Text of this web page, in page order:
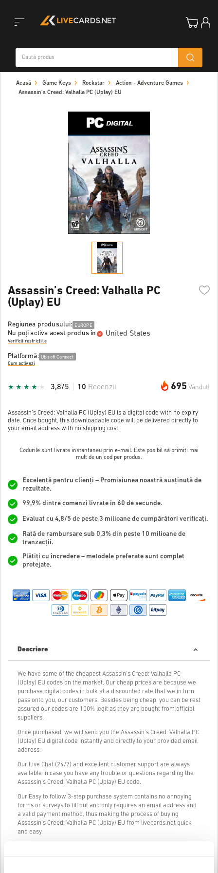
navigation
Acasă Game Keys Rockstar
Action - Adventure Games
Assassin’s Creed: Valhalla PC (Uplay) EU
Assassin’s Creed: Valhalla PC
(Uplay) EU
Regiunea produsului: EUROPE
Nu poți activa acest produs în United States
Verifică restricțiile
Platformă: Ubisoft Connect
Cum activezi
695 Vândut!
3,8/5 10 Recenzii
Assassin’s Creed: Valhalla PC (Uplay) EU is a digital code with no expiry
date. Once bought, this downloadable code will be delivered directly to
your email address with no shipping cost.
Codurile sunt livrate instantaneu prin e-mail. Este posibil să primiți mai
mult de un cod per produs.
Excelență pentru clienți – Promisiunea noastră susținută de
rezultate.
99,9% dintre comenzi livrate în 60 de secunde.
Evaluat cu 4,8/5 de peste 3 milioane de cumpărători verificați.
Rată de rambursare sub 0,3% din peste 10 milioane de
tranzacții.
Plătiți cu încredere – metodele preferate sunt complet
protejate.
Descriere
We have some of the cheapest Assassin’s Creed: Valhalla PC
(Uplay) EU codes on the market. Our cheap prices are because we
purchase digital codes in bulk at a discounted rate that we in turn
pass onto you, our customers. Besides being cheap, you can be rest
assured our codes are 100% legit as they are bought from official
suppliers.
Once purchased, we will send you the Assassin’s Creed: Valhalla PC
(Uplay) EU digital code instantly and directly to your provided email
address.
Our Live Chat (24/7) and excellent customer support are always
available in case you have any trouble or questions regarding the
Assassin’s Creed: Valhalla PC (Uplay) EU code.
Our Easy to follow 3-step purchase system contains no annoying
forms or surveys to fill out and only requires an email address and
a valid payment method, thus making the process of buying
Assassin’s Creed: Valhalla PC (Uplay) EU from livecards.net quick
and easy.